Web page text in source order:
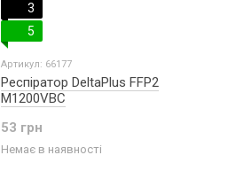
3
5
Артикул: 66177
Респіратор DeltaPlus FFP2
M1200VBC
53 грн
Немає в наявності